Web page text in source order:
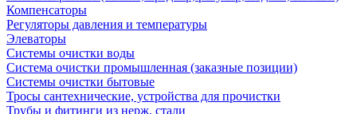
Компенсаторы
Регуляторы давления и температуры
Элеваторы
Системы очистки воды
Система очистки промышленная (заказные позиции)
Системы очистки бытовые
Тросы сантехнические, устройства для прочистки
Трубы и фитинги из нерж. стали